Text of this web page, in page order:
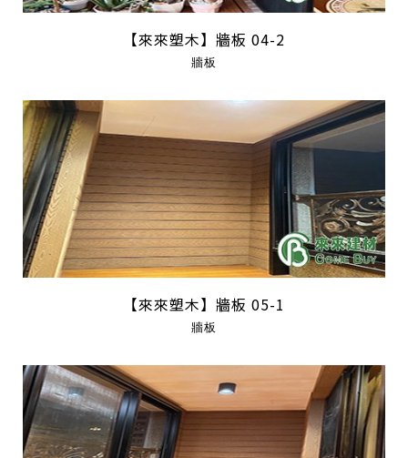
【來來塑木】牆板 04-2
牆板
【來來塑木】牆板 05-1
牆板